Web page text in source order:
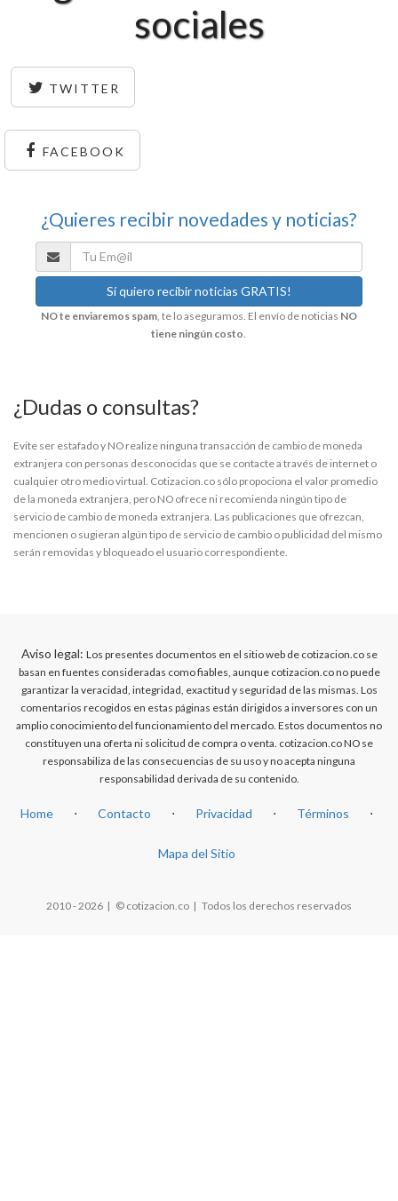
sociales
TWITTER
FACEBOOK
¿Quieres recibir novedades y noticias?
NO te enviaremos spam, te lo aseguramos. El envío de noticias NO
tiene ningún costo
¿Dudas o consultas?
Evite ser estafado y NO realize ninguna transacción de cambio de moneda
extranjera con personas desconocidas que se contacte a través de internet o
cualquier otro medio virtual. Cotizacion.co sólo propociona el valor promedio
de la moneda extranjera, pero NO ofrece ni recomienda ningún tipo de
servicio de cambio de moneda extranjera. Las publicaciones que ofrezcan,
mencionen o sugieran algún tipo de servicio de cambio o publicidad del mismo
serán removidas y bloqueado el usuario correspondiente.
Aviso legal: Los presentes documentos en el sitio web de cotizacion.co se
basan en fuentes consideradas como fiables, aunque cotizacion.co no puede
garantizar la veracidad, integridad, exactitud y seguridad de las mismas. Los
comentarios recogidos en estas páginas están dirigidos a inversores con un
amplio conocimiento del funcionamiento del mercado. Estos documentos no
constituyen una oferta ni solicitud de compra o venta. cotizacion.co NO se
responsabiliza de las consecuencias de su uso y no acepta ninguna
responsabilidad derivada de su contenido.
Home ⋅ Contacto ⋅ Privacidad ⋅ Términos ⋅
Mapa del Sitio
2010 - 2026 | © cotizacion.co | Todos los derechos reservados